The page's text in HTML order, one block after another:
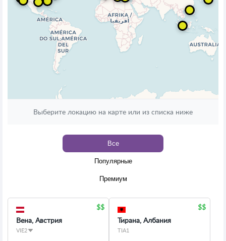
Выберите локацию на карте или из списка ниже
Все
Популярные
Премиум
Вена, Австрия
VIE2
Тирана, Албания
TIA1